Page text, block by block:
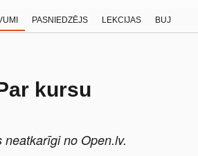
PASNIEDZĒJS LEKCIJAS BUJ
kursu
no Open.lv.